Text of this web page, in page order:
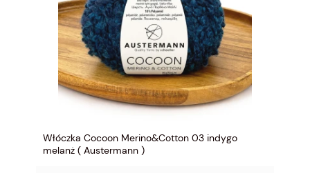
Włóczka Cocoon Merino&Cotton 03 indygo
melanż ( Austermann )